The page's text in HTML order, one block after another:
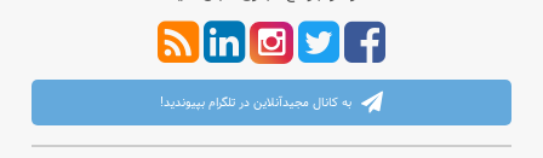
به کانال مجیدآنلاین در تلگرام بپیوندید!